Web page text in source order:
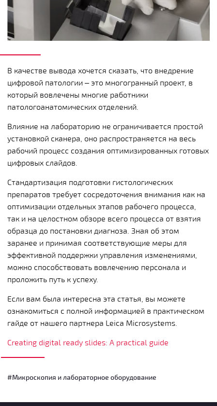
В качестве вывода хочется сказать, что внедрение
цифровой патологии – это многогранный проект, в
который вовлечены многие работники
патологоанатомических отделений.
Влияние на лабораторию не ограничивается простой
установкой сканера, оно распространяется на весь
рабочий процесс создания оптимизированных готовых
цифровых слайдов.
Стандартизация подготовки гистологических
препаратов требует сосредоточения внимания как на
оптимизации отдельных этапов рабочего процесса,
так и на целостном обзоре всего процесса от взятия
образца до постановки диагноза. Зная об этом
заранее и принимая соответствующие меры для
эффективной поддержки управления изменениями,
можно способствовать вовлечению персонала и
проложить путь к успеху.
Если вам была интересна эта статья, вы можете
ознакомиться с полной информацией в практическом
гайде от нашего партнера Leica Microsystems.
Creating digital ready slides: A practical guide
#Микроскопия и лабораторное оборудование